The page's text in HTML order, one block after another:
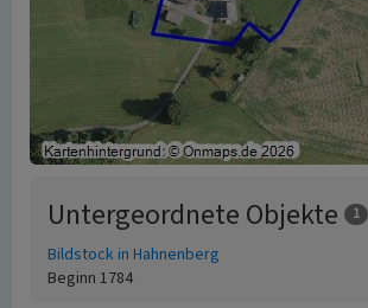
Untergeordnete Objekte 1
Bildstock in Hahnenberg
Beginn 1784